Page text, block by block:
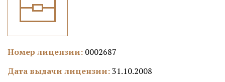
Номер лицензии: 0002687
Дата выдачи лицензии:31.10.2008